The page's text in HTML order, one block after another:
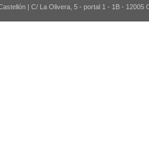
| C/ La Olivera, 5 - portal 1 - 1B - 12005